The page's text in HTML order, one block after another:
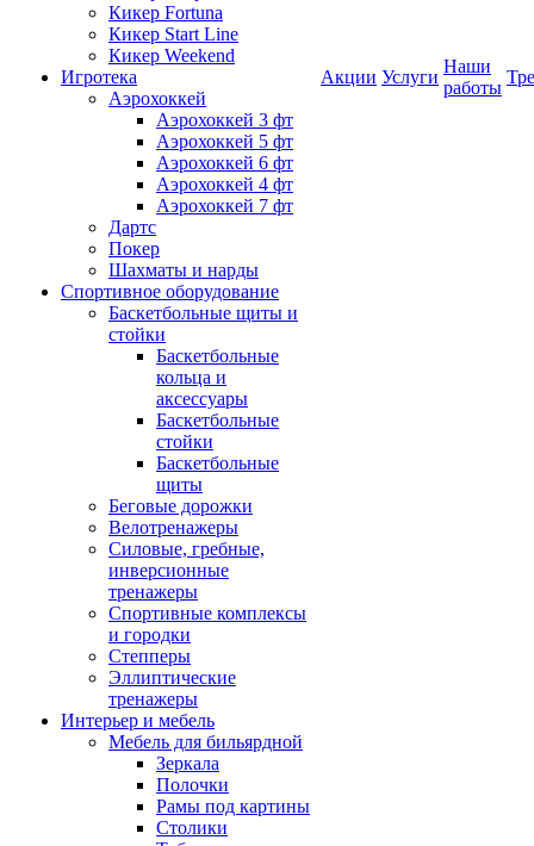
Кикер Fortuna
Кикер Start Line
Кикер Weekend
Игротека
Аэрохоккей
Аэрохоккей 3 фт
Аэрохоккей 5 фт
Аэрохоккей 6 фт
Аэрохоккей 4 фт
Аэрохоккей 7 фт
Дартс
Покер
Шахматы и нарды
Спортивное оборудование
Баскетбольные щиты и
стойки
Баскетбольные
кольца и
аксессуары
Баскетбольные
стойки
Баскетбольные
щиты
Беговые дорожки
Велотренажеры
Силовые, гребные,
инверсионные
тренажеры
Спортивные комплексы
и городки
Степперы
Эллиптические
тренажеры
Интерьер и мебель
Мебель для бильярдной
Зеркала
Полочки
Рамы под картины
Столики
Акции Услуги
Наши
работы